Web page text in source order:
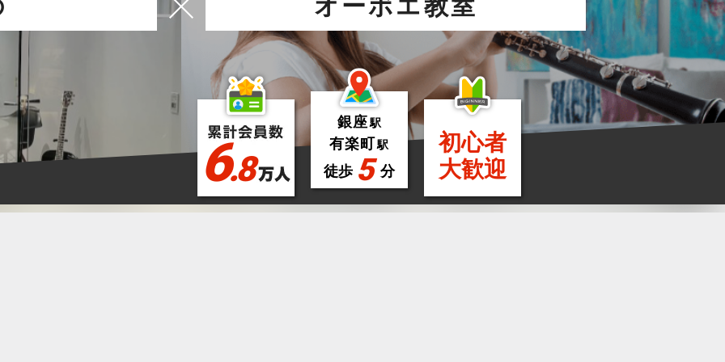
オーボエ教室
6.8
銀座 駅
有楽町駅
徒歩 5 分
初心者
大歓迎